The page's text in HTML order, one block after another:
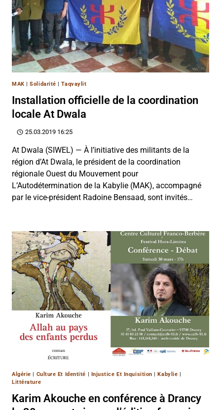
MAK |Solidarité |Taqvaylit
Installation officielle de la coordination
locale At Dwala
25.03.2019 16:25
At Dwala (SIWEL) — À l’initiative des militants de la
région d’At Dwala, le président de la coordination
régionale Ouest du Mouvement pour
L’Autodétermination de la Kabylie (MAK), accompagné
par le vice-président Radoine Bensaad, sont invités…
Algérie Culture Et Identité Injustice Et Inquisition Kabylie
Littérature
Karim Akouche en conférence à Drancy